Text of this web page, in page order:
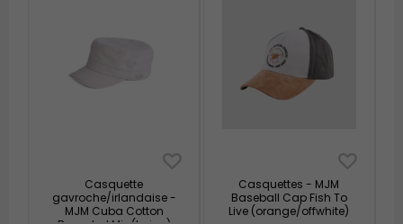
Casquette
gavroche/irlandaise -
MJM Cuba Cotton
Casquettes - MJM
Baseball Cap Fish To
Live (orange/offwhite)